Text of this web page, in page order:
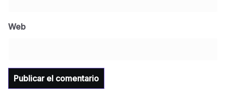
Web
para la Universidad y para el municipio